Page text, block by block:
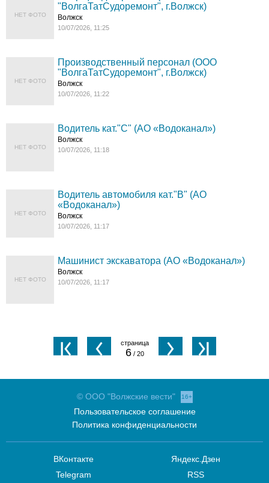
НЕТ ФОТО
"ВолгаТатСудоремонт", г.Волжск)
Волжск
10/07/2026, 11:25
НЕТ ФОТО
Производственный персонал (ООО
"ВолгаТатСудоремонт", г.Волжск)
Волжск
10/07/2026, 11:22
НЕТ ФОТО
Водитель кат."С" (АО «Водоканал»)
Волжск
10/07/2026, 11:18
НЕТ ФОТО
Водитель автомобиля кат."B" (АО
«Водоканал»)
Волжск
10/07/2026, 11:17
НЕТ ФОТО
Машинист экскаватора (АО «Водоканал»)
Волжск
10/07/2026, 11:17
6/ 20
© ООО "Волжские вести" 16+
Пользовательское соглашение
Политика конфиденциальности
ВКонтакте
Telegram
Яндекс.Дзен
RSS